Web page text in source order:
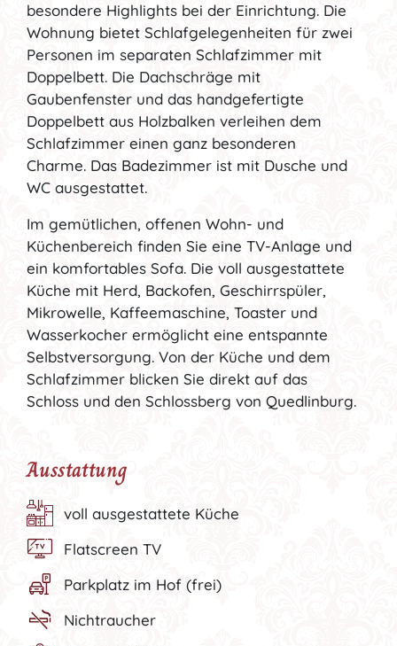
besondere Highlights bei der Einrichtung. Die
Wohnung bietet Schlafgelegenheiten für zwei
Personen im separaten Schlafzimmer mit
Doppelbett. Die Dachschräge mit
Gaubenfenster und das handgefertigte
Doppelbett aus Holzbalken verleihen dem
Schlafzimmer einen ganz besonderen
Charme. Das Badezimmer ist mit Dusche und
WC ausgestattet.
Im gemütlichen, offenen Wohn- und
Küchenbereich finden Sie eine TV-Anlage und
ein komfortables Sofa. Die voll ausgestattete
Küche mit Herd, Backofen, Geschirrspüler,
Mikrowelle, Kaffeemaschine, Toaster und
Wasserkocher ermöglicht eine entspannte
Selbstversorgung. Von der Küche und dem
Schlafzimmer blicken Sie direkt auf das
Schloss und den Schlossberg von Quedlinburg.
Ausstattung
voll ausgestattete Küche
Flatscreen TV
Parkplatz im Hof (frei)
Nichtraucher